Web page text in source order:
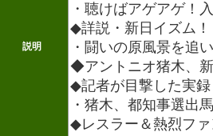
説明
・聴けばアゲアゲ！
◆詳説・新日イズム！
・闘いの原風景を追
◆アントニオ猪木、
◆記者が目撃した実
・猪木、都知事選出
◆レスラー＆熱烈フ